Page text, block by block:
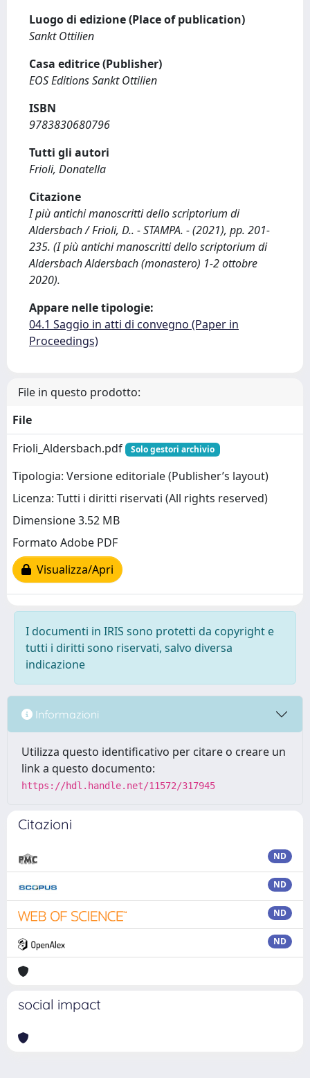
Luogo di edizione (Place of publication)
Sankt Ottilien
Casa editrice (Publisher)
EOS Editions Sankt Ottilien
ISBN
9783830680796
Tutti gli autori
Frioli, Donatella
Citazione
I più antichi manoscritti dello scriptorium di
Aldersbach / Frioli, D.. - STAMPA. - (2021), pp. 201-
235. (I più antichi manoscritti dello scriptorium di
Aldersbach Aldersbach (monastero) 1-2 ottobre
2020).
Appare nelle tipologie:
04.1 Saggio in atti di convegno (Paper in
Proceedings)
File in questo prodotto:
File
Frioli_Aldersbach.pdf
Solo gestori archivio
Tipologia: Versione editoriale (Publisher’s layout)
Licenza: Tutti i diritti riservati (All rights reserved)
Dimensione 3.52 MB
Formato Adobe PDF
Visualizza/Apri
I documenti in IRIS sono protetti da copyright e
tutti i diritti sono riservati, salvo diversa
indicazione
Informazioni
Utilizza questo identificativo per citare o creare un
link a questo documento:
https://hdl.handle.net/11572/317945
Citazioni
ND
ND
ND
ND
social impact